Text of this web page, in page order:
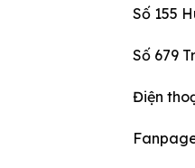
Số 155
Số 679
Điện